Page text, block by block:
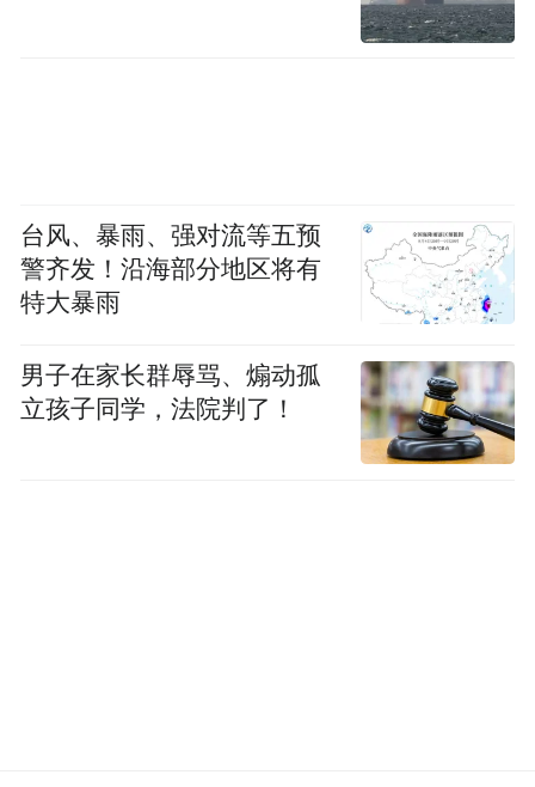
对冲基金之父威廉·雅克William Jacques
名电影制片人,Pair of Thieves 服装公司的联合
创卡什·沃伦 Cash Warren除了携手巨星太太
杰西卡·阿尔芭 Jessica Alba来参与颁奖典礼外,
台风、暴雨、强对流等五预
警齐发！沿海部分地区将有
特大暴雨
男子在家长群辱骂、煽动孤
立孩子同学，法院判了！